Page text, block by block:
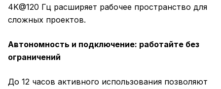
4K@120 Гц расширяет рабочее пространство для
сложных проектов.
Автономность и подключение: работайте без
ограничений
До 12 часов активного использования позволяют